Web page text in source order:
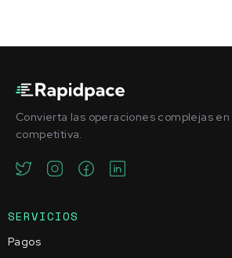
Convierta las operaciones complejas en
competitiva.
SERVICIOS
Pagos